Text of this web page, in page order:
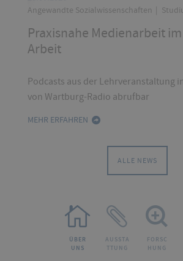
Angewandte Sozialwissenschaften
Praxisnahe Medienarbeit
Arbeit
Podcasts aus der Lehrveranstaltung
von Wartburg-Radio abrufbar
MEHR ERFAHREN
ALLE NEWS
ÜBER
UNS
AUSSTA
TTUNG
FORSC
HUNG